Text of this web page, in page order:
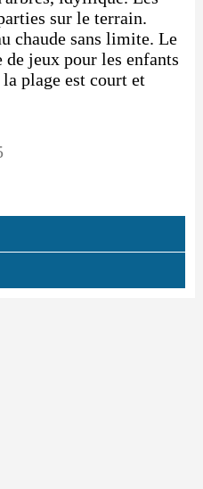
sur le terrain.
chaude sans limite. Le
jeux pour les enfants
plage est court et